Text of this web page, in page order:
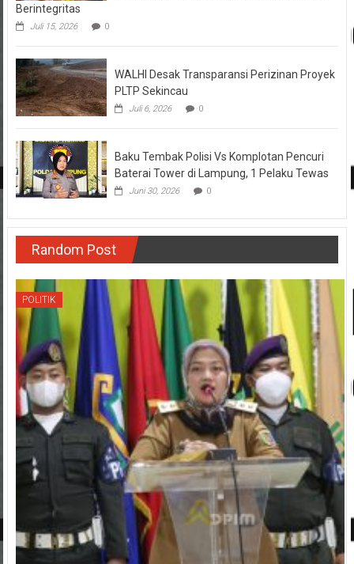
Berintegritas
Juli 15, 2026 0
WALHI Desak Transparansi Perizinan Proyek
PLTP Sekincau
Juli 6, 2026 0
Baku Tembak Polisi Vs Komplotan Pencuri
Baterai Tower di Lampung, 1 Pelaku Tewas
Juni 30, 2026 0
Random Post
POLITIK